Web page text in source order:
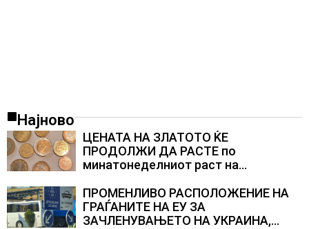
Најново
ЦЕНАТА НА ЗЛАТОТО ЌЕ
ПРОДОЛЖИ ДА РАСТЕ по
минатонеделниот раст на
ПРОМЕНЛИВО РАСПОЛОЖЕНИЕ НА
ГРАЃАНИТЕ НА ЕУ ЗА
ЗАЧЛЕНУВАЊЕТО НА УКРАИНА,